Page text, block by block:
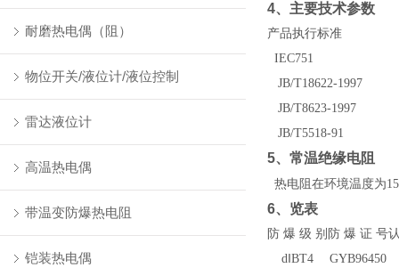
耐磨热电偶（阻）
物位开关/液位计/液位控制
雷达液位计
高温热电偶
带温变防爆热电阻
铠装热电偶
4、主要技术参数
产品执行标准
IEC751
JB/T18622-1997
JB/T8623-1997
JB/T5518-91
5、常温绝缘电阻
热电阻在环境温度为
6、览表
防 爆 级 别 防 爆 证 号
d ‖BT4
GYB96450